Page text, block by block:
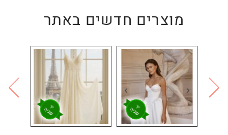
מוצרים חדשים באתר